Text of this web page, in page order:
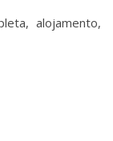
alojamento,